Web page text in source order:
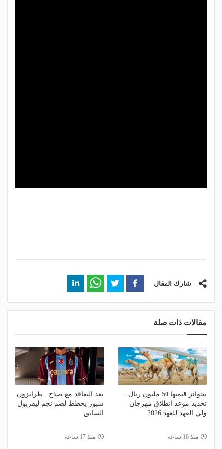
شارك المقال
مقالات ذات صلة
بجوائز قيمتها 50 مليون ريال..
تحديد موعد انطلاق مهرجان
ولي العهد للعهد 2026
منذ 16 ساعة
بعد التعاقد مع صلاح.. طرابزون
سبور يخطط لضم نجم ليفربول
السابق
منذ 17 ساعة